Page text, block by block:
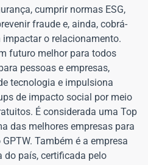
cumprir normas ESG,
fraude e, ainda, cobrá-
o relacionamento.
futuro melhor para todos
pessoas e empresas,
tecnologia e impulsiona
de impacto social por meio
É considerada uma Top
das melhores empresas para
Também é a empresa
do país, certificada pelo